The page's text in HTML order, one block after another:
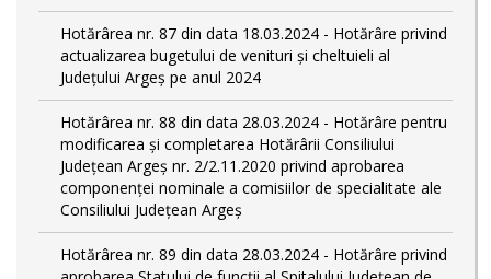
Hotărârea nr. 87 din data 18.03.2024 - Hotărâre privind
actualizarea bugetului de venituri și cheltuieli al
Județului Argeș pe anul 2024
Hotărârea nr. 88 din data 28.03.2024 - Hotărâre pentru
modificarea și completarea Hotărârii Consiliului
Județean Argeș nr. 2/2.11.2020 privind aprobarea
componenței nominale a comisiilor de specialitate ale
Consiliului Județean Argeș
Hotărârea nr. 89 din data 28.03.2024 - Hotărâre privind